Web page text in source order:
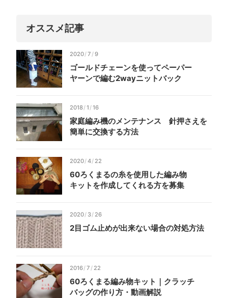
オススメ記事
2020/7 /9
ゴールドチェーンを使ってペーパー
ヤーンで編む2wayニットバック
2018/1 /16
家庭編み機のメンテナンス 針押さえを
簡単に交換する方法
2020/4/22
60ろく まるの糸を使用した編み物
キットを作成してくれる方を募集
2020/ 3/26
2目ゴム止めが出来ない場合の対処方法
2016/7 /22
60ろく まる編み物キット｜ クラッチ
バッグの作り方・ 動画解説